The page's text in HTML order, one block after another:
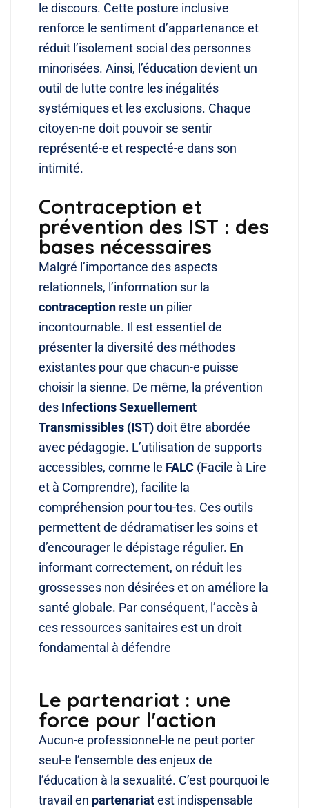
le discours. Cette posture inclusive
renforce le sentiment d’appartenance et
réduit l’isolement social des personnes
minorisées. Ainsi, l’éducation devient un
outil de lutte contre les inégalités
systémiques et les exclusions. Chaque
citoyen-ne doit pouvoir se sentir
représenté-e et respecté-e dans son
intimité.
Contraception et
prévention des IST : des
bases nécessaires
Malgré l’importance des aspects
relationnels, l’information sur la
contraception reste un pilier
incontournable. Il est essentiel de
présenter la diversité des méthodes
existantes pour que chacun-e puisse
choisir la sienne. De même, la prévention
des Infections Sexuellement
Transmissibles (IST)doit être abordée
avec pédagogie. L’utilisation de supports
accessibles, comme le FALC (Facile à Lire
et à Comprendre), facilite la
compréhension pour tou-tes. Ces outils
permettent de dédramatiser les soins et
d’encourager le dépistage régulier. En
informant correctement, on réduit les
grossesses non désirées et on améliore la
santé globale. Par conséquent, l’accès à
ces ressources sanitaires est un droit
fondamental à défendre
Le partenariat : une
force pour l'action
Aucun-e professionnel-le ne peut porter
seul-e l’ensemble des enjeux de
l’éducation à la sexualité. C’est pourquoi le
travail en partenariatest indispensable